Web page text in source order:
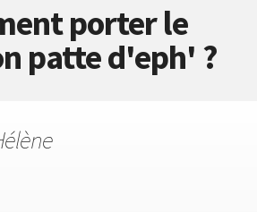
porter le
patte d'eph' ?